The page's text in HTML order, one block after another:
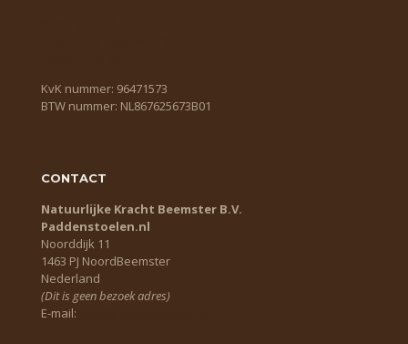
KvK nummer: 96471573
BTW nummer: NL867625673B01
CONTACT
Natuurlijke Kracht Beemster B.V.
Paddenstoelen.nl
Noorddijk 11
1463 PJ NoordBeemster
Nederland
(Dit is geen bezoek adres)
E-mail: